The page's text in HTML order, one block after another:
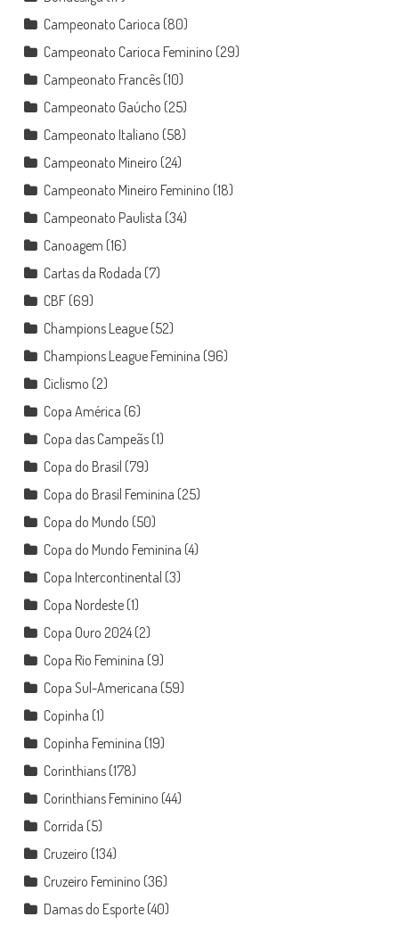
Campeonato Carioca (80)
Campeonato Carioca Feminino (29)
Campeonato Francês(10)
Campeonato Gaúcho (25)
Campeonato Italiano (58)
Campeonato Mineiro (24)
Campeonato Mineiro Feminino (18)
Campeonato Paulista (34)
Canoagem (16)
Cartas da Rodada (7)
CBF(69)
Champions League(52)
Champions League Feminina (96)
Ciclismo (2)
Copa América (6)
Copa das Campeãs(1)
Copa do Brasil (79)
Copa do Brasil Feminina (25)
Copa do Mundo (50)
Copa do Mundo Feminina (4)
Copa Intercontinental (3)
Copa Nordeste(1)
Copa Ouro 2024(2)
Copa Rio Feminina (9)
Copa Sul-Americana (59)
Copinha (1)
Copinha Feminina (19)
Corinthians(178)
Corinthians Feminino (44)
Corrida (5)
Cruzeiro (134)
Cruzeiro Feminino (36)
Damas do Esporte(40)